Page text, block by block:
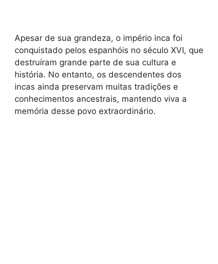
Apesar de sua grandeza, o império inca foi
conquistado pelos espanhóis no século XVI, que
destruíram grande parte de sua cultura e
história. No entanto, os descendentes dos
incas ainda preservam muitas tradições e
conhecimentos ancestrais, mantendo viva a
memória desse povo extraordinário.